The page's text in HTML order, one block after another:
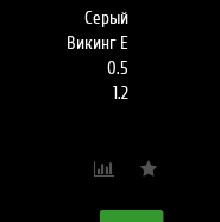
Серый
Викинг Е
0.5
1.2